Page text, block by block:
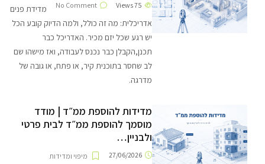
No Comment
Views
מדידת פנים
אדריכלית: מה זה כולל, ולמה הדיוק קובע הכל
יש רגע שכל יזם מכיר. האדריכל כבר
תכנן,הקבלן כבר נכנס לעבודה, ואז מישהו שם
לב שחסר בתוכנית קיר, או פתח, או גובה של
מדרגה.
מדידות להוספת ממ״ד | מודד
מוסמך להוספת ממ״ד לבית פרטי
ולבניין…
27/06/2026
מיפוי ומדידות